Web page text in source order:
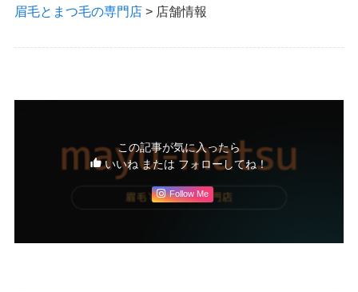
眉毛とまつ毛の専門店> 店舗情報
この記事が気に入ったら
いいね または フォローしてね！
Follow Me